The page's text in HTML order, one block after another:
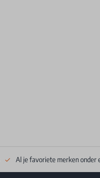
Al je favoriete merken onder